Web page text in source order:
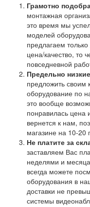
Грамотно
монтажная
это время мы
моделей
предлагаем
цена/качество, то
повседневной
Предельно
предложить своим
оборудование по
это вообще
понравилась цена
вернется к нам,
магазине на 10-20
Не платите за
заставляем Вас
неделями и
всегда можете
оборудования в
доставки не
системы